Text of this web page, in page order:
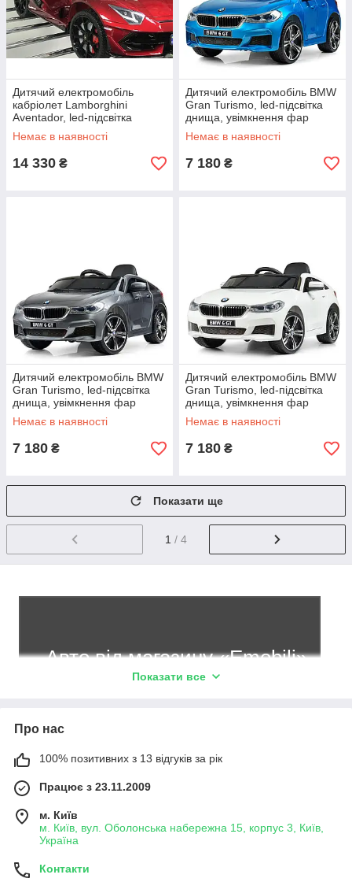
Дитячий електромобіль
кабріолет Lamborghini
Aventador, led-підсвітка
днища, двері відчиняються
вгору
Немає в наявності
14 330 ₴
Дитячий електромобіль BMW
Gran Turismo, led-підсвітка
днища, увімкнення фар
окремо
Немає в наявності
7 180 ₴
Дитячий електромобіль BMW
Gran Turismo, led-підсвітка
днища, увімкнення фар
окремо
Немає в наявності
7 180 ₴
Дитячий електромобіль BMW
Gran Turismo, led-підсвітка
днища, увімкнення фар
окремо
Немає в наявності
7 180 ₴
Показати ще
1 / 4
Авто від магазину «Emobili»
відсотків клієнтів приходять до нас по
рекомендації.
Показати все
Про нас
100% позитивних з 13 відгуків за рік
Працює з 23.11.2009
м. Київ
м. Київ, вул. Оболонська набережна 15, корпус 3, Київ,
Україна
Контакти